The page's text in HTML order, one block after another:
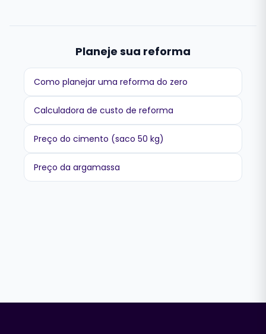
Planeje sua reforma
Como planejar uma reforma do zero
Calculadora de custo de reforma
Preço do cimento (saco 50 kg)
Preço da argamassa